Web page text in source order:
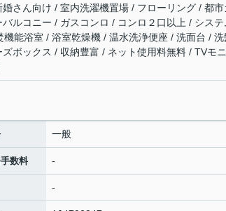
さん向け / 室内洗濯機置場 / フローリング / 都市
ルコニー / ガスコンロ / コンロ２口以上 / システ
能浴室 / 浴室乾燥機 / 温水洗浄便座 / 洗面台 / 洗
ボックス / 収納豊富 / ネット使用料無料 / TVモ
一般
数料 -
-